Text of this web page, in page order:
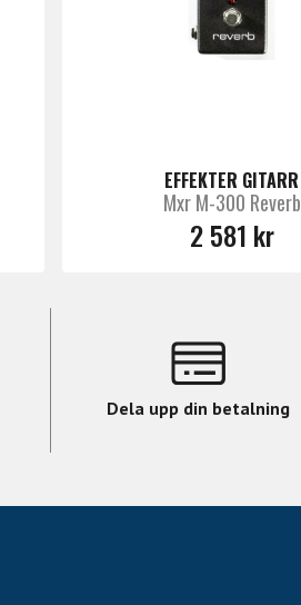
EFFEKTER GITARR
Mxr M-300 Reverb
2 581 kr
Dela upp din betalning